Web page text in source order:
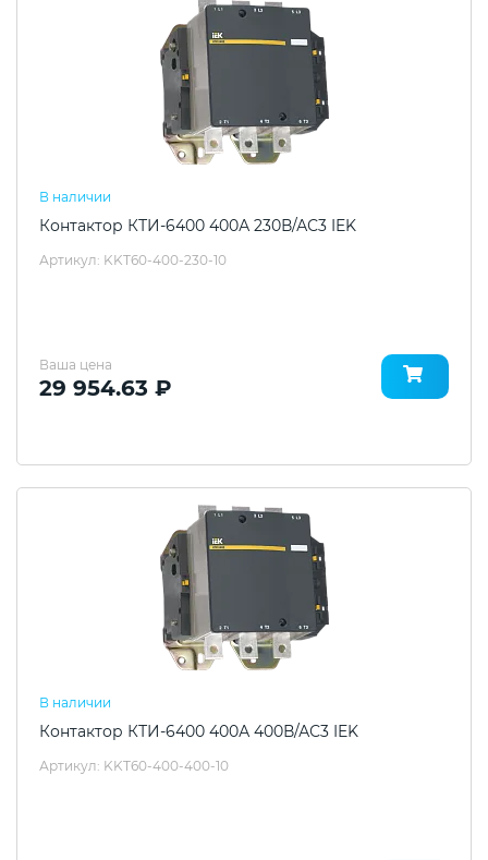
В наличии
Контактор КТИ-6400 400А 230В/АС3 IEK
Артикул: KKT60-400-230-10
Ваша цена
29 954.63 ₽
В наличии
Контактор КТИ-6400 400А 400В/АС3 IEK
Артикул: KKT60-400-400-10